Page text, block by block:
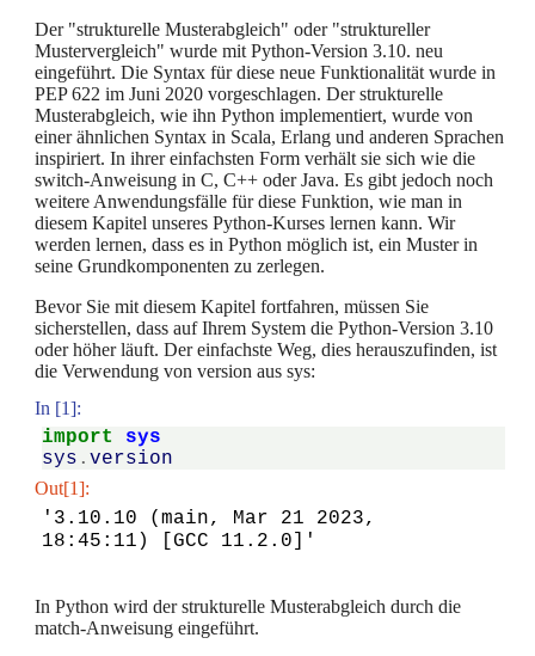
Der "strukturelle Musterabgleich" oder "struktureller
Mustervergleich" wurde mit Python-Version 3.10. neu
eingeführt. Die Syntax für diese neue Funktionalität wurde in
PEP 622 im Juni 2020 vorgeschlagen. Der strukturelle
Musterabgleich, wie ihn Python implementiert, wurde von
einer ähnlichen Syntax in Scala, Erlang und anderen Sprachen
inspiriert. In ihrer einfachsten Form verhält sie sich wie die
switch-Anweisung in C, C++ oder Java. Es gibt jedoch noch
weitere Anwendungsfälle für diese Funktion, wie man in
diesem Kapitel unseres Python-Kurses lernen kann. Wir
werden lernen, dass es in Python möglich ist, ein Muster in
seine Grundkomponenten zu zerlegen.
Bevor Sie mit diesem Kapitel fortfahren, müssen Sie
sicherstellen, dass auf Ihrem System die Python-Version 3.10
oder höher läuft. Der einfachste Weg, dies herauszufinden, ist
die Verwendung von version aus sys:
In [1]:
import
sys
sys .version
Out[1]:
'3.10.10 (main, Mar 21 2023,
18:45:11) [GCC 11.2.0]'
In Python wird der strukturelle Musterabgleich durch die
match-Anweisung eingeführt.